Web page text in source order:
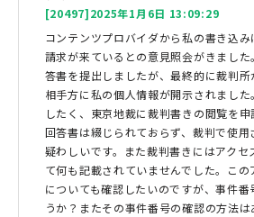
[20497]2025年1月6日 13:09:29
コンテンツプロバイダから私の書き込
請求が来ているとの意見照会がきまし
答書を提出しましたが、最終的に裁判
相手方に私の個人情報が開示されまし
したく、東京地裁に裁判書きの閲覧を
回答書は綴じられておらず、裁判で使用
疑わしいです。また裁判書きにはアクセ
て何も記載されていませんでした。こ
についても確認したいのですが、事件番
うか？またその事件番号の確認の方法